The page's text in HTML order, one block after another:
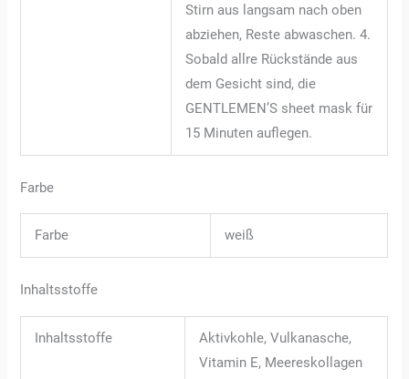
Stirn aus langsam nach oben
abziehen, Reste abwaschen. 4.
Sobald allre Rückstände aus
dem Gesicht sind, die
GENTLEMEN’S sheet mask für
15 Minuten auflegen.
Farbe
Farbe weiß
Inhaltsstoffe
Inhaltsstoffe
Aktivkohle, Vulkanasche,
Vitamin E, Meereskollagen